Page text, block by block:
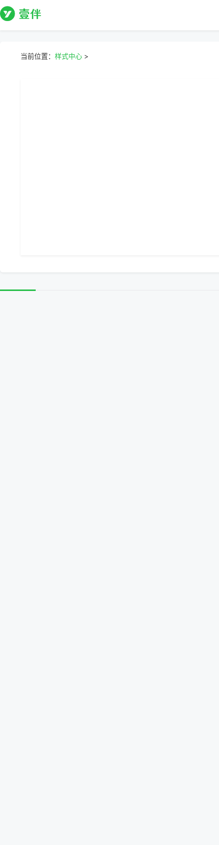
当前位置： 样式中心 >